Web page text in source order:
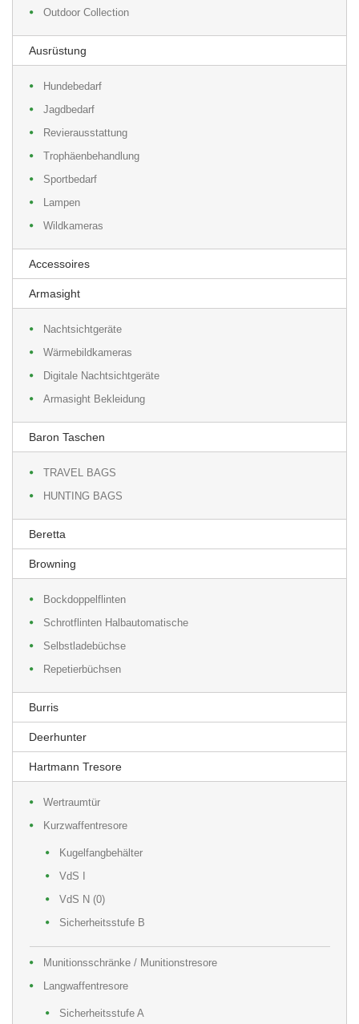
Outdoor Collection
Ausrüstung
Hundebedarf
Jagdbedarf
Revierausstattung
Trophäenbehandlung
Sportbedarf
Lampen
Wildkameras
Accessoires
Armasight
Nachtsichtgeräte
Wärmebildkameras
Digitale Nachtsichtgeräte
Armasight Bekleidung
Baron Taschen
TRAVEL BAGS
HUNTING BAGS
Beretta
Browning
Bockdoppelflinten
Schrotflinten Halbautomatische
Selbstladebüchse
Repetierbüchsen
Burris
Deerhunter
Hartmann Tresore
Wertraumtür
Kurzwaffentresore
Kugelfangbehälter
VdS I
VdS N (0)
Sicherheitsstufe B
Munitionsschränke / Munitionstresore
Langwaffentresore
Sicherheitsstufe A